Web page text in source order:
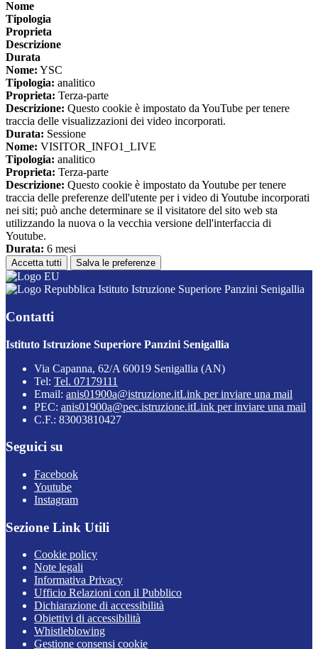
Nome
Tipologia
Proprieta
Descrizione
Durata
Nome: YSC
Tipologia: analitico
Proprieta: Terza-parte
Descrizione: Questo cookie è impostato da YouTube per tenere
traccia delle visualizzazioni dei video incorporati.
Durata: Sessione
Nome: VISITOR_INFO1_LIVE
Tipologia: analitico
Proprieta: Terza-parte
Descrizione: Questo cookie è impostato da Youtube per tenere
traccia delle preferenze dell'utente per i video di Youtube incorporati
nei siti; può anche determinare se il visitatore del sito web sta
utilizzando la nuova o la vecchia versione dell'interfaccia di
Youtube.
Durata: 6 mesi
Accetta tutti Salva le preferenze
Istituto Istruzione Superiore Panzini Senigallia
Contatti
Istituto Istruzione Superiore Panzini Senigallia
Via Capanna, 62/A 60019 Senigallia (AN)
Tel: Tel. 07179111
Email: anis01900a@istruzione.itLink per inviare una mail
PEC: anis01900a@pec.istruzione.itLink per inviare una mail
C.F.: 83003810427
Seguici su
Facebook
Youtube
Instagram
Sezione Link Utili
Cookie policy
Note legali
Informativa Privacy
Ufficio Relazioni con il Pubblico
Dichiarazione di accessibilità
Obiettivi di accessibilità
Whistleblowing
Gestione consensi cookie